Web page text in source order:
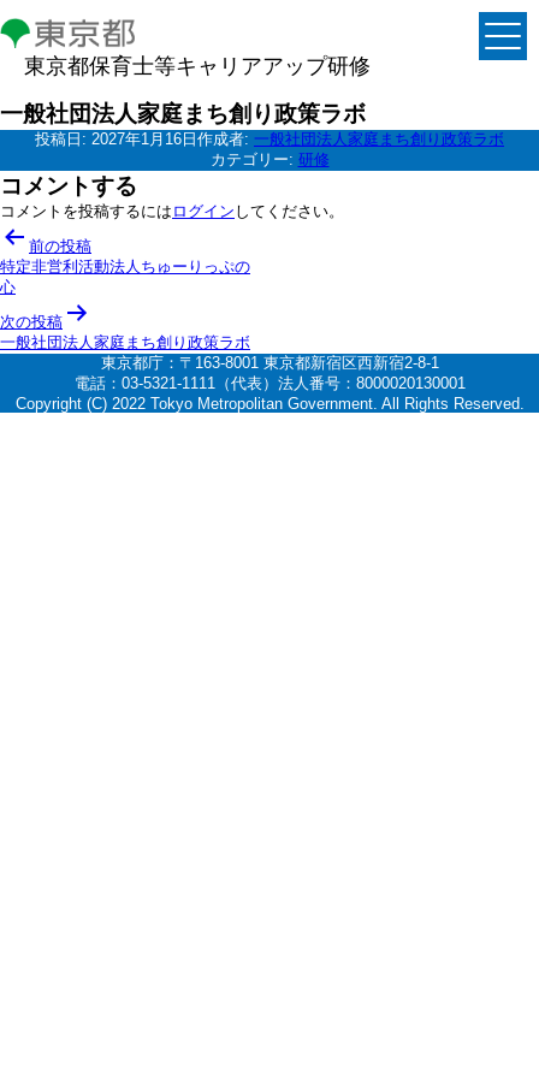
東京都保育士等キャリアアップ研修
一般社団法人家庭まち創り政策ラボ
投稿日: 2027年1月16日 作成者: 一般社団法人家庭まち創り政策ラボ
カテゴリー: 研修
コメントする
コメントを投稿するには ログイン してください。
投
稿
ナ
ビ
ゲ
ー
前の投稿
特定非営利活動法人ちゅーりっぷの
心
次の投稿
一般社団法人家庭まち創り政策ラボ
東京都庁：〒163-8001 東京都新宿区西新宿2-8-1
電話：03-5321-1111（代表）法人番号：8000020130001
Copyright (C) 2022 Tokyo Metropolitan Government. All Rights Reserved.